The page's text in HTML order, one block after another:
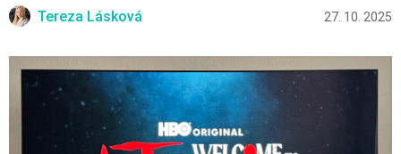
Tereza Lásková 27. 10. 2025